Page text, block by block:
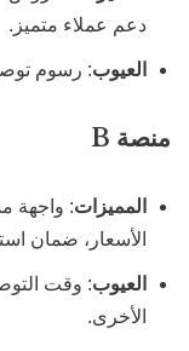
دعم عملاء متميز.
العيوب: رسوم
منصة B
المميزات: واجهة
الأسعار، ضمان
العيوب: وقت
الأخرى.